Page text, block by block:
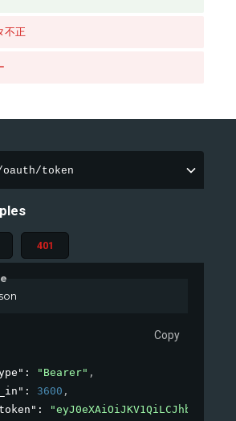
不正
token
401
Copy
: "Bearer" ,
: 3600 ,
: